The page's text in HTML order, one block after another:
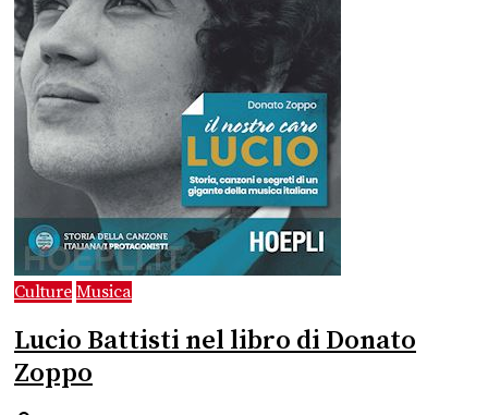
Culture Musica
Lucio Battisti nel libro di Donato
Zoppo